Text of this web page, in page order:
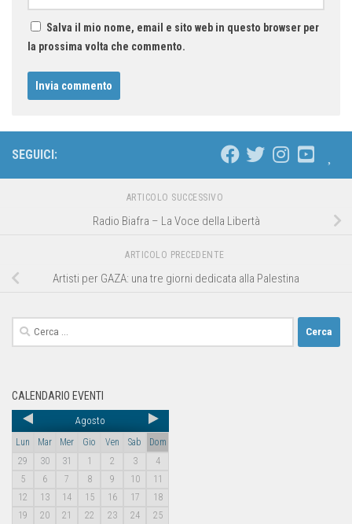
Salva il mio nome, email e sito web in questo browser per
la prossima volta che commento.
SEGUICI:
ARTICOLO SUCCESSIVO
Radio Biafra – La Voce della Libertà
ARTICOLO PRECEDENTE
Artisti per GAZA: una tre giorni dedicata alla Palestina
CALENDARIO EVENTI
Agosto
Lun Mar Mer Gio Ven Sab
Dom
29
30 31 1 2 3
4
5
6 7 8 9 10
11
12
13 14 15 16 17
18
19
20 21 22 23 24
25